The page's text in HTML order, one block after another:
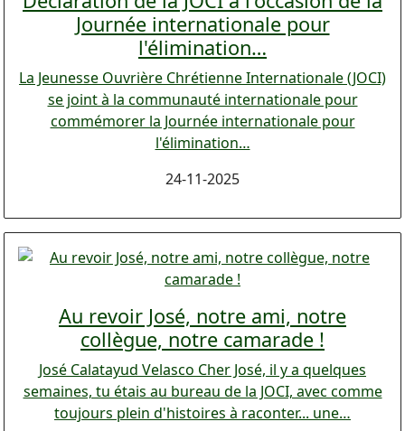
Journée internationale pour
l'élimination…
La Jeunesse Ouvrière Chrétienne Internationale (JOCI)
se joint à la communauté internationale pour
commémorer la Journée internationale pour
l'élimination…
24-11-2025
Au revoir José, notre ami, notre
collègue, notre camarade !
José Calatayud Velasco Cher José, il y a quelques
semaines, tu étais au bureau de la JOCI, avec comme
toujours plein d'histoires à raconter... une…